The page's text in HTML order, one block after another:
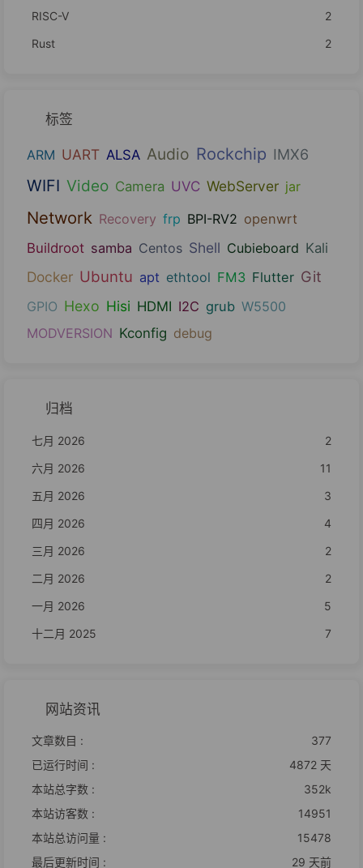
RISC-V
2
Rust
2
标签
ARM UART ALSA Audio Rockchip IMX6
WIFI Video Camera UVC WebServer jar
Network Recovery frp BPI-RV2 openwrt
Buildroot samba Centos Shell Cubieboard Kali
Docker Ubuntu apt ethtool FM3 Flutter Git
GPIO Hexo Hisi HDMI I2C grub W5500
MODVERSION Kconfig debug
归档
七月 2026
2
六月 2026
11
五月 2026
3
四月 2026
4
三月 2026
2
二月 2026
2
一月 2026
5
十二月 2025
7
网站资讯
文章数目 :
377
已运行时间 :
4872 天
本站总字数 :
352k
本站访客数 :
14951
本站总访问量 :
15478
最后更新时间 :
29 天前